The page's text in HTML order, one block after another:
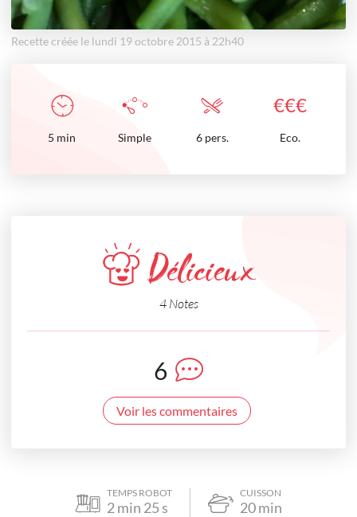
Recette créée le lundi 19 octobre 2015 à 22h40
€€€
5 min Simple 6 pers. Eco.
Délicieux
4 Notes
6
Voir les commentaires
TEMPS ROBOT
2min 25 s
CUISSON
20min